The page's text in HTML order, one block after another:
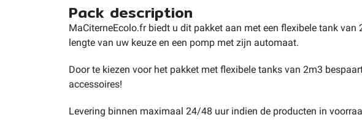
Pack description
MaCiterneEcolo.fr biedt u dit pakket aan met een flexibele tank
lengte van uw keuze en een pomp met zijn automaat.
Door te kiezen voor het pakket met flexibele tanks van 2m3
accessoires!
Levering binnen maximaal 24/48 uur indien de producten in